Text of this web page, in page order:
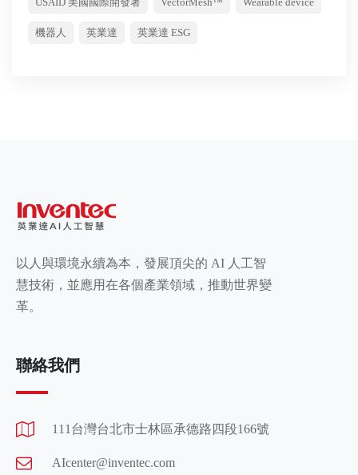
機器人 英業達 英業達 ESG
以人與環境永續為本，發展頂尖的 AI 人工智
慧技術，並應用在各個產業領域，推動世界變
革。
聯絡我們
111台灣台北市士林區承德路四段166號
AIcenter@inventec.com